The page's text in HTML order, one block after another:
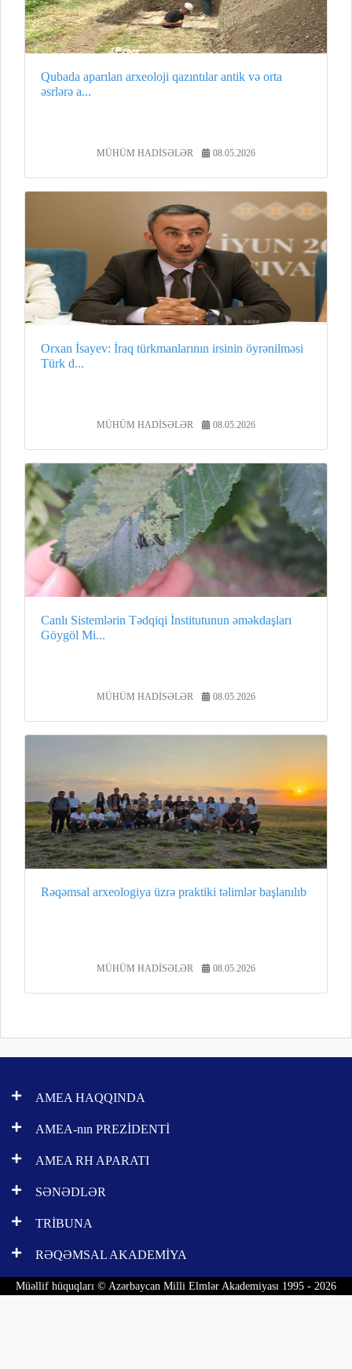
Qubada aparılan arxeoloji qazıntılar antik və orta
əsrlərə a...
MÜHÜM HADİSƏLƏR 08.05.2026
Orxan İsayev: İraq türkmanlarının irsinin öyrənilməsi
Türk d...
MÜHÜM HADİSƏLƏR 08.05.2026
Canlı Sistemlərin Tədqiqi İnstitutunun əməkdaşları
Göygöl Mi...
MÜHÜM HADİSƏLƏR 08.05.2026
Rəqəmsal arxeologiya üzrə praktiki təlimlər başlanılıb
MÜHÜM HADİSƏLƏR 08.05.2026
AMEA HAQQINDA
AMEA-nın PREZİDENTİ
AMEA RH APARATI
SƏNƏDLƏR
TRİBUNA
RƏQƏMSAL AKADEMİYA
Müəllif hüquqları © Azərbaycan Milli Elmlər Akademiyası 1995 - 2026